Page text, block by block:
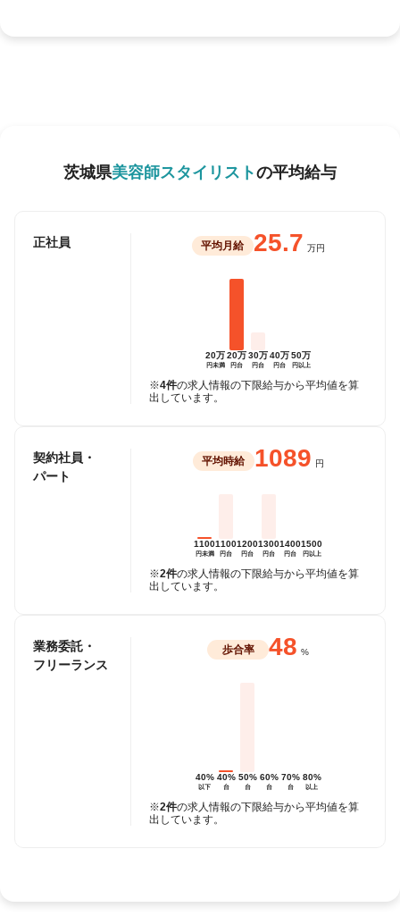
茨城県美容師スタイリストの平均給与
正社員 平均月給 25.7 万円
20万
円未満
20万
円台
30万
円台
40万
円台
50万
円以上
※4件の求人情報の下限給与から平均値を算
出しています。
契約社員・
パート
平均時給 1089 円
1100
円未満
1100
円台
1200
円台
1300
円台
1400
円台
1500
円以上
※2件の求人情報の下限給与から平均値を算
出しています。
業務委託・
フリーランス
歩合率 48 %
40%
以下
40%
台
50%
台
60%
台
70%
台
80%
以上
※2件の求人情報の下限給与から平均値を算
出しています。